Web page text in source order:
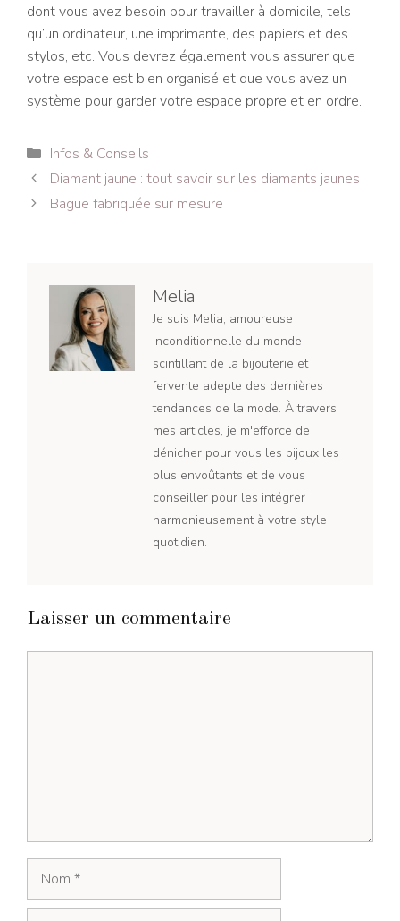
dont vous avez besoin pour travailler à domicile, tels
qu’un ordinateur, une imprimante, des papiers et des
stylos, etc. Vous devrez également vous assurer que
votre espace est bien organisé et que vous avez un
système pour garder votre espace propre et en ordre.
Catégories
Infos & Conseils
Navigation
des
Diamant jaune : tout savoir sur les diamants jaunes
Bague fabriquée sur mesure
Melia
Je suis Melia, amoureuse
inconditionnelle du monde
scintillant de la bijouterie et
fervente adepte des dernières
tendances de la mode. À travers
mes articles, je m'efforce de
dénicher pour vous les bijoux les
plus envoûtants et de vous
conseiller pour les intégrer
harmonieusement à votre style
quotidien.
Laisser un commentaire